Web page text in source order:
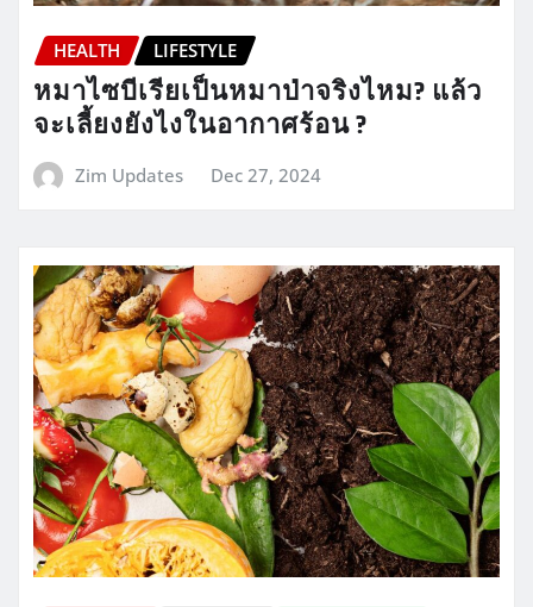
HEALTH LIFESTYLE
หมาไซบีเรียเป็นหมาป่าจริงไหม? แล้ว
จะเลี้ยงยังไงในอากาศร้อน ?
Zim Updates Dec 27, 2024